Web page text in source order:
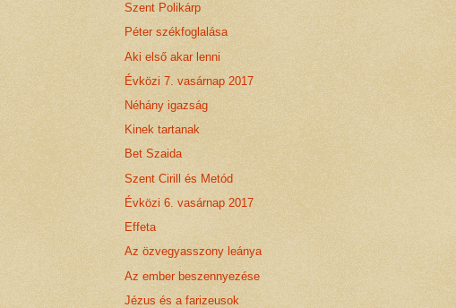
Szent Polikárp
Péter székfoglalása
Aki első akar lenni
Évközi 7. vasárnap 2017
Néhány igazság
Kinek tartanak
Bet Szaida
Szent Cirill és Metód
Évközi 6. vasárnap 2017
Effeta
Az özvegyasszony leánya
Az ember beszennyezése
Jézus és a farizeusok